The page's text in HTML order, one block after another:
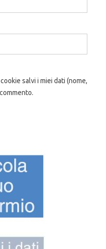
salvi i miei dati (nome,